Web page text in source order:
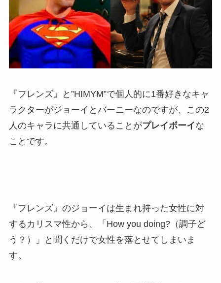
『フレンズ』と”HIMYM”で個人的に1番好きなキャ
ラクターがジョーイとバーニーなのですが、この2
人のキャラに共通していることがプレイボーイな
ことです。
『フレンズ』のジョーイは生まれ持った女性に対
するカリスマ性から、「How you doing?（調子ど
う？）」と聞くだけで女性を落とせてしまいま
す。